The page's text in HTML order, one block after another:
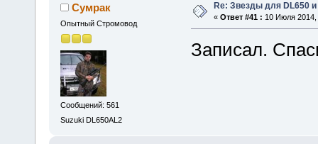
Сумрак
Опытный Стромовод
Сообщений: 561
Suzuki DL650AL2
Re: Звезды для DL650 и
« Ответ #41 : 10 Июля 2014,
Записал.